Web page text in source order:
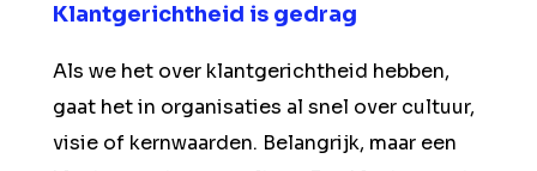
Klantgerichtheid is gedrag
Als we het over klantgerichtheid hebben,
gaat het in organisaties al snel over cultuur,
visie of kernwaarden. Belangrijk, maar een